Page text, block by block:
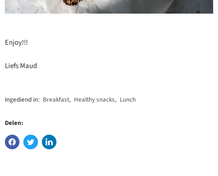
Enjoy!!!
Liefs Maud
Ingediend in: Breakfast, Healthy snacks, Lunch
Delen: